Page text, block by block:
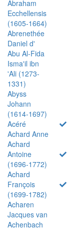
Abraham
Ecchellensis
(1605-1664)
Abrenethée
Daniel d'
Abu Al-Fida
Isma'il ibn
'Ali (1273-
1331)
Abyss
Johann
(1614-1697)
Acéré
Achard Anne
Achard
Antoine
(1696-1772)
Achard
François
(1699-1782)
Acharen
Jacques van
Achenbach